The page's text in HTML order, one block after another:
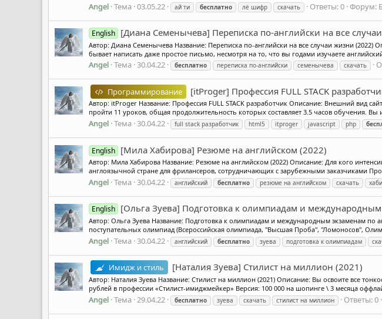
Angel Тема 03.05.22 ай ти бесплатно лё шифр скачать Ответы: 0 Форум:
English [Диана Семенычева] Переписка по-английски на все
Автор: Диана Семенычева Название: Переписка по-английски на все случаи жизни (2022)
бывает написать даже простое письмо, несмотря на то, что вы годами изучаете
Angel Тема 30.04.22 бесплатно переписка по-английски семенычева скачать
Программирование [itProger] Профессия FULL STACK
Автор: itProger Название: Профессия FULL STACK разработчик Описание: Внешний вид
пройти 11 уроков, общая продолжительность которых составляет 3.5 часов обучения. Вы
Angel Тема 30.04.22 full stack разработчик html5 itproger javascript php
English [Мила Хабирова] Резюме на английском (2022)
Автор: Мила Хабирова Название: Резюме на английском (2022) Описание: Для кого
англоязычной стране для фрилансеров, сотрудничающих с зарубежными заказчиками
Angel Тема 30.04.22 английский бесплатно резюме на английском скачать
English [Ольга Зуева] Подготовка к олимпиадам и
Автор: Ольга Зуева Название: Подготовка к олимпиадам и международным экзаменам
поступательных олимпиад (Всероссийская олимпиада, "Высшая Проба", "Ломоносов",
Angel Тема 30.04.22 английский бесплатно зуева подготовка к олимпиадам
Имидж и стиль [Наталия Зуева] Стилист на миллион (2021)
Автор: Наталия Зуева Название: Стилист на миллион (2021) Описание: Вы освоите все
рублей в профессии «Стилист-имиджмейкер» Версия: 100 000 на шопинге \ 3 месяца
Angel Тема 29.04.22 бесплатно зуева скачать стилист на миллион Ответы: 0